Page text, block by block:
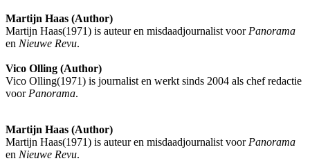
Martijn Haas (Author)
Martijn Haas(1971) is auteur en misdaadjournalist voor Panorama
en Nieuwe Revu.
Vico Olling (Author)
Vico Olling(1971) is journalist en werkt sinds 2004 als chef redactie
voor Panorama.
Martijn Haas (Author)
Martijn Haas(1971) is auteur en misdaadjournalist voor Panorama
en Nieuwe Revu.